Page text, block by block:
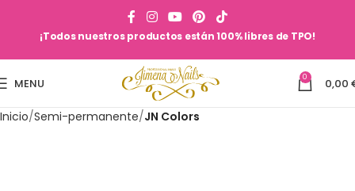
¡Todos nuestros productos están 100% libres de TPO!
MENU 0 0,00
Inicio Semi-permanente JN Colors